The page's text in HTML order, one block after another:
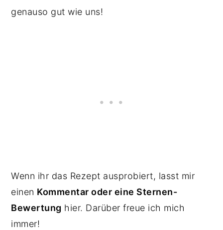
genauso gut wie uns!
Wenn ihr das Rezept ausprobiert, lasst mir
einen Kommentar oder eine Sternen-
Bewertung hier. Darüber freue ich mich
immer!